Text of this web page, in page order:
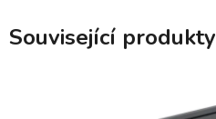
Související produkty